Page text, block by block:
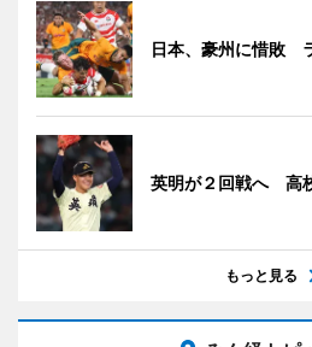
日本、豪州に惜敗
英明が２回戦へ 高
もっと見る